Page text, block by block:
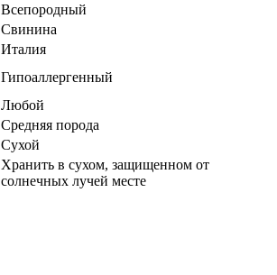
Всепородный
Свинина
Италия
Гипоаллергенный
Любой
Средняя порода
Сухой
Хранить в сухом, защищенном от
солнечных лучей месте